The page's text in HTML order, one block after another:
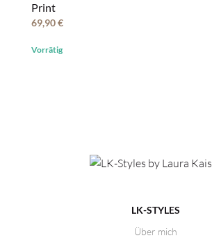
Print
69,90€
Vorrätig
LK-STYLES
Über mich